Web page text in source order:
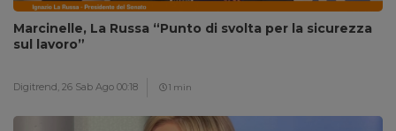
Marcinelle, La Russa “Punto di svolta per la sicurezza
sul lavoro”
Digitrend, 26 Sab Ago 00:18 1 min